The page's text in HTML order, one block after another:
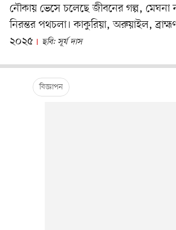
নৌকায় ভেসে চলেছে জীবনের গল্প, মেঘনা
নিরন্তর পথচলা। কাকুরিয়া, অরুয়াইল,
২০২৫
ছবি: সূর্য দাস